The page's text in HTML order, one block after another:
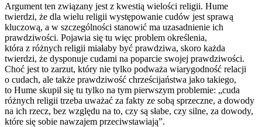
Argument ten związany jest z kwestią wielości religii. Hume
twierdzi, że dla wielu religii występowanie cudów jest sprawą
kluczową, a w szczególności stanowić ma uzasadnienie ich
prawdziwości. Pojawia się tu więc problem określenia,
która z różnych religii miałaby być prawdziwa, skoro każda
twierdzi, że dysponuje cudami na poparcie swojej prawdziwości.
Choć jest to zarzut, który nie tylko podważa wiarygodność relacji
o cudach, ale także prawdziwość chrześcijaństwa jako takiego,
to Hume skupił się tu tylko na tym pierwszym problemie: „cuda
różnych religii trzeba uważać za fakty ze sobą sprzeczne, a dowody
na ich rzecz, bez względu na to, czy są słabe, czy silne, za dowody,
które się sobie nawzajem przeciwstawiają”.